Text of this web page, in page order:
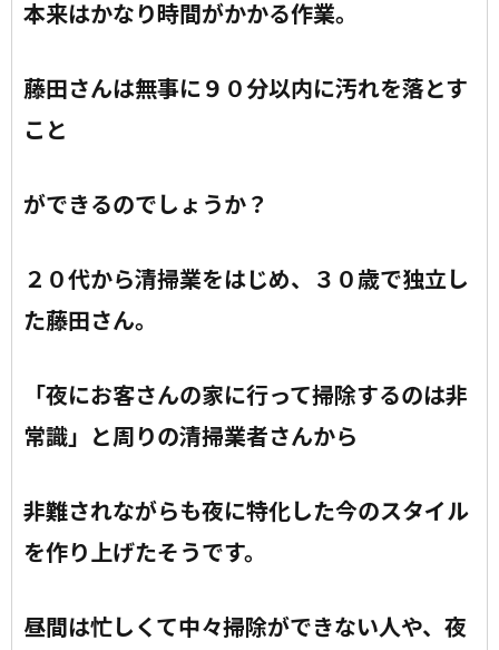
本来はかなり時間がかかる作業。
藤田さんは無事に９０分以内に汚れを落とす
こと
ができるのでしょうか？
２０代から清掃業をはじめ、３０歳で独立し
た藤田さん。
「夜にお客さんの家に行って掃除するのは非
常識」と周りの清掃業者さんから
非難されながらも夜に特化した今のスタイル
を作り上げたそうです。
昼間は忙しくて中々掃除ができない人や、夜